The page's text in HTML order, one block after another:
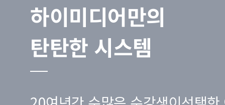
하이미디어만의
탄탄한 시스템